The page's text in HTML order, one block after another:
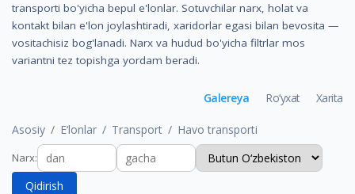
transporti bo'yicha bepul e'lonlar. Sotuvchilar narx, holat va
kontakt bilan e'lon joylashtiradi, xaridorlar egasi bilan bevosita —
vositachisiz bog'lanadi. Narx va hudud bo'yicha filtrlar mos
variantni tez topishga yordam beradi.
Asosiy E‘lonlar Transport Havo transporti
Galereya Ro‘yxat Xarita
Narx:
Qidirish